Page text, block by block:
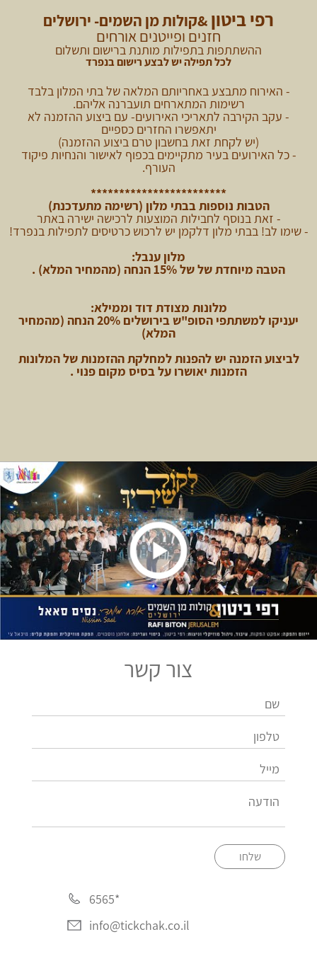
רפי ביטון &קולות מן השמים- ירושלים
חזנים ופייטנים אורחים
ההשתתפות בתפילות מותנת ברישום ותשלום
לכל תפילה יש לבצע רישום בנפרד
- האירוח מתבצע באחריותם המלאה של בתי המלון בלבד
רשימות המתארחים תועברנה אליהם.
- עקב הקירבה לתאריכי האירועים- עם ביצוע ההזמנה לא
יתאפשרו החזרים כספיים
(יש לקחת זאת בחשבון טרם ביצוע ההזמנה)
- כל האירועים בעיר מתקיימים בכפוף לאישור והנחיות פיקוד
העורף.
************************
הטבות נוספות בבתי מלון (רשימה מתעדכנת)
- זאת בנוסף לחבילות המוצעות לרכישה ישירה באתר
- שימו לב! בבתי מלון דלקמן יש לרכוש כרטיסים לתפילות בנפרד!
מלון ענבל:
הטבה מיוחדת של של 15% הנחה (מהמחיר המלא) .
מלונות מצודת דוד וממילא:
יעניקו למשתתפי הסופ"ש בירושלים 20% הנחה (מהמחיר
המלא)
לביצוע הזמנה יש להפנות למחלקת ההזמנות של המלונות
הזמנות יאושרו על בסיס מקום פנוי .
צור קשר
שלחו
*6565
info@tickchak.co.il